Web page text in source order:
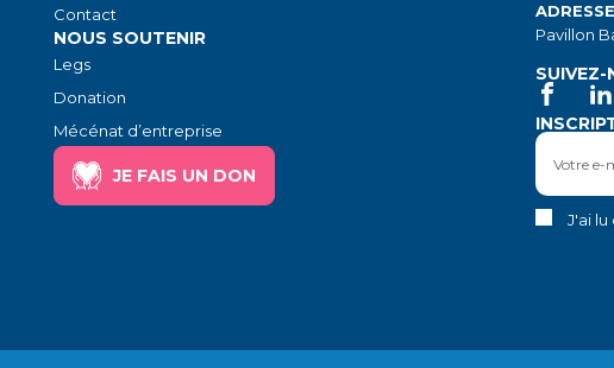
Contact
NOUS SOUTENIR
Legs
Donation
Mécénat d’entreprise
JE FAIS UN DON
Pavillon
SUIVEZ-
J'ai